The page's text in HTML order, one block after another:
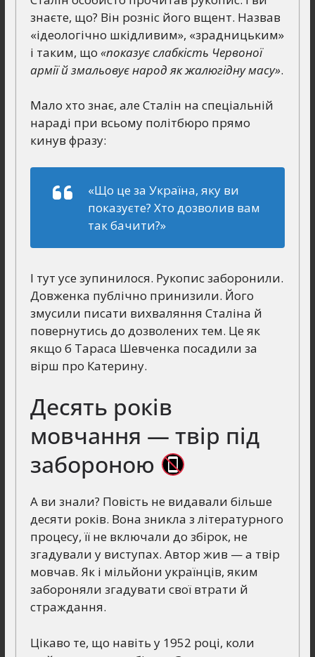
знаєте, що? Він розніс його вщент. Назвав
«ідеологічно шкідливим», «зрадницьким»
і таким, що «показує слабкість Червоної
армії й змальовує народ як жалюгідну масу».
Мало хто знає, але Сталін на спеціальній
нараді при всьому політбюро прямо
кинув фразу:
«Що це за Україна, яку ви
показуєте? Хто дозволив вам
так бачити?»
І тут усе зупинилося. Рукопис заборонили.
Довженка публічно принизили. Його
змусили писати вихваляння Сталіна й
повернутись до дозволених тем. Це як
якщо б Тараса Шевченка посадили за
вірш про Катерину.
Десять років
мовчання — твір під
забороною
А ви знали? Повість не видавали більше
десяти років. Вона зникла з літературного
процесу, її не включали до збірок, не
згадували у виступах. Автор жив — а твір
мовчав. Як і мільйони українців, яким
забороняли згадувати свої втрати й
страждання.
Цікаво те, що навіть у 1952 році, коли